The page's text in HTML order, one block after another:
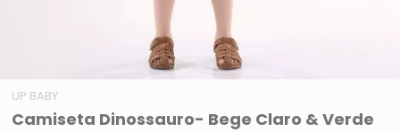
UP BABY
Camiseta Dinossauro- Bege Claro & Verde